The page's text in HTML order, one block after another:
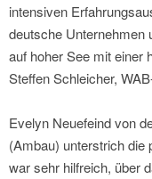
intensiven
deutsche Unternehmen
auf hoher See mit einer
Steffen Schleicher,
Evelyn Neuefeind von
(Ambau) unterstrich die
war sehr hilfreich, über